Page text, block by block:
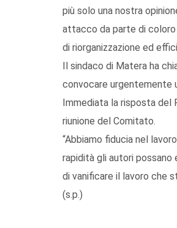
più solo una nostra
attacco da parte di coloro
di riorganizzazione ed
Il sindaco di Matera ha
convocare urgentemente
Immediata la risposta del
riunione del Comitato.
“Abbiamo fiducia nel
rapidità gli autori possano
di vanificare il lavoro che
(s.p.)